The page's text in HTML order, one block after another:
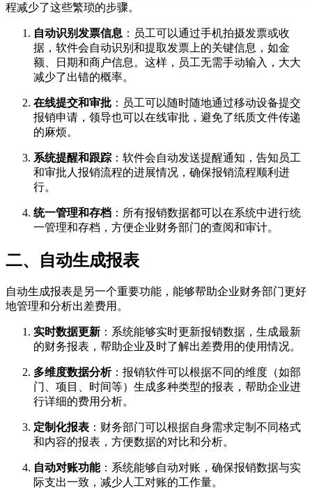
程减少了这些繁琐的步骤。
自动识别发票信息 ：员工可以通过手机拍摄发票或收
据，软件会自动识别和提取发票上的关键信息，如金
额、日期和商户信息。这样，员工无需手动输入，大大
减少了出错的概率。
在线提交和审批 ：员工可以随时随地通过移动设备提交
报销申请，领导也可以在线审批，避免了纸质文件传递
的麻烦。
系统提醒和跟踪 ：软件会自动发送提醒通知，告知员工
和审批人报销流程的进展情况，确保报销流程顺利进
行。
统一管理和存档 ：所有报销数据都可以在系统中进行统
一管理和存档，方便企业财务部门的查阅和审计。
二、自动生成报表
自动生成报表是另一个重要功能，能够帮助企业财务部门更好
地管理和分析出差费用。
实时数据更新 ：系统能够实时更新报销数据，生成最新
的财务报表，帮助企业及时了解出差费用的使用情况。
多维度数据分析：报销软件可以根据不同的维度（如部
门、项目、时间等）生成多种类型的报表，帮助企业进
行详细的费用分析。
定制化报表 ：财务部门可以根据自身需求定制不同格式
和内容的报表，方便数据的对比和分析。
自动对账功能：系统能够自动对账，确保报销数据与实
际支出一致，减少人工对账的工作量。